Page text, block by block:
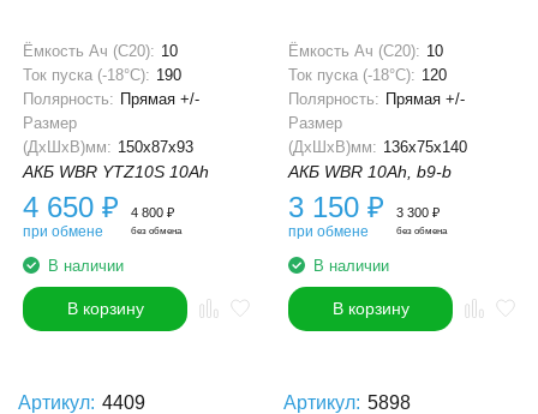
Ёмкость Ач (С20): 10
Ток пуска (-18°С): 190
Полярность: Прямая +/-
Размер
(ДхШхВ)мм: 150x87x93
АКБ WBR YTZ10S 10Ah
4 650 ₽
при обмене
4 800 ₽
без обмена
В наличии
В корзину
Ёмкость Ач (С20): 10
Ток пуска (-18°С): 120
Полярность: Прямая +/-
Размер
(ДхШхВ)мм: 136x75x140
АКБ WBR 10Ah, b9-b
3 150 ₽
при обмене
3 300 ₽
без обмена
В наличии
В корзину
Артикул: 4409 Артикул: 5898